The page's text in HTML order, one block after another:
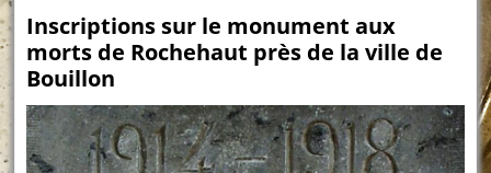
Inscriptions sur le monument aux
morts de Rochehaut près de la ville de
Bouillon